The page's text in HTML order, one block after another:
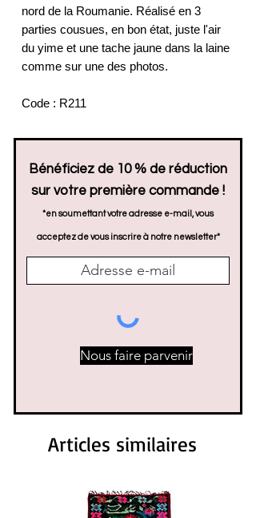
nord de la Roumanie. Réalisé en 3
parties cousues, en bon état, juste l'air
du yime et une tache jaune dans la laine
comme sur une des photos.
Code : R211
Bénéficiez de 10 % de réduction
sur votre première commande !
*en soumettant votre adresse e-mail, vous
acceptez de vous inscrire à notre newsletter*
Nous faire parvenir
Articles similaires